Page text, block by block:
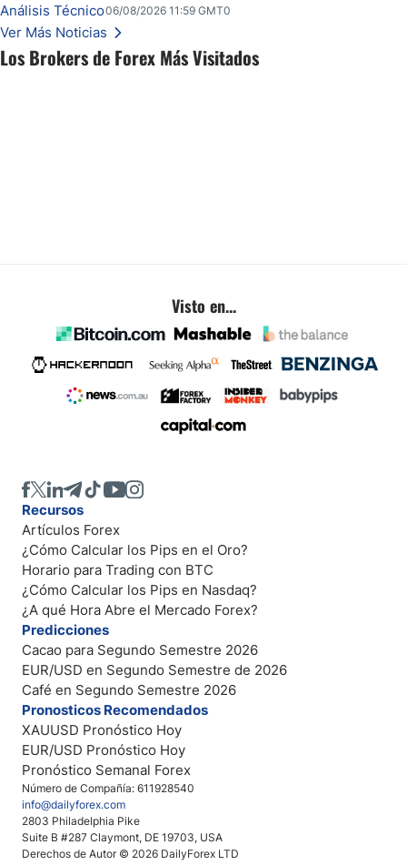
Los Brokers de Forex Más Visitados
Una reducción de tasas por parte del banco central de Brasil y unas elecciones
inminentes están remodelando silenciosamente un rango familiar del USD/BRL.
Esto es lo que los traders están observando a continuación.
Análisis Técnico06/08/2026 11:59 GMT0
Ver Más Noticias
Visto en...
Número de Compañía: 611928540
info@dailyforex.com
2803 Philadelphia Pike
Suite B #287 Claymont, DE 19703, USA
Derechos de Autor © 2026 DailyForex LTD
Recursos
Artículos Forex
¿Cómo Calcular los Pips en el Oro?
Horario para Trading con BTC
¿Cómo Calcular los Pips en Nasdaq?
¿A qué Hora Abre el Mercado Forex?
Predicciones
Cacao para Segundo Semestre 2026
EUR/USD en Segundo Semestre de 2026
Café en Segundo Semestre 2026
Pronosticos Recomendados
XAUUSD Pronóstico Hoy
EUR/USD Pronóstico Hoy
Pronóstico Semanal Forex